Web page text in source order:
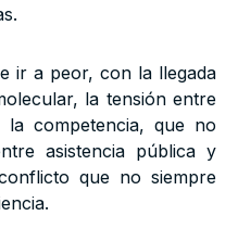
ir a peor, con la llegada
la tensión entre
competencia, que no
asistencia pública y
que no siempre